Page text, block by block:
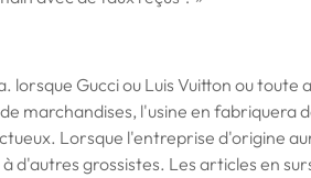
lorsque Gucci ou Luis Vuitton ou toute
marchandises, l'usine en fabriquera
Lorsque l'entreprise d'origine
d'autres grossistes. Les articles en